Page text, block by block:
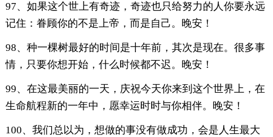
97、如果这个世上有奇迹，奇迹也只给努力的人你要永远
记住：眷顾你的不是上帝，而是自己。晚安！
98、种一棵树最好的时间是十年前，其次是现在。很多事
情，只要你想开始，什么时候都不迟。晚安！
99、在这最美丽的一天，庆祝今天你来到这个世界上，在
生命航程新的一年中，愿幸运时时与你相伴。晚安！
100、我们总以为，想做的事没有做成功，会是人生最大